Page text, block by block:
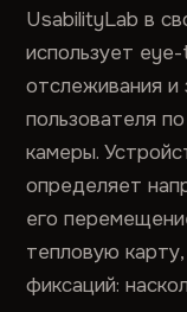
UsabilityLab в
использует
отслеживания и
пользователя
камеры.
определяет
его
тепловую
фиксаций: